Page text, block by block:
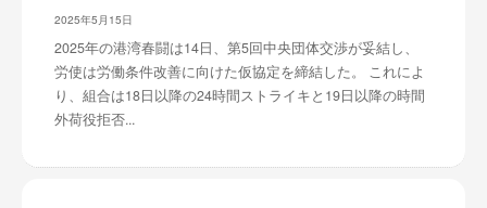
2025年5月15日
2025年の港湾春闘は14日、第5回中央団体交渉が妥結し、
労使は労働条件改善に向けた仮協定を締結した。 これによ
り、組合は18日以降の24時間ストライキと19日以降の時間
外荷役拒否...